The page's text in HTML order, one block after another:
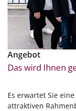
Angebot
Das wird Ihnen
Es erwartet Sie
attraktiven